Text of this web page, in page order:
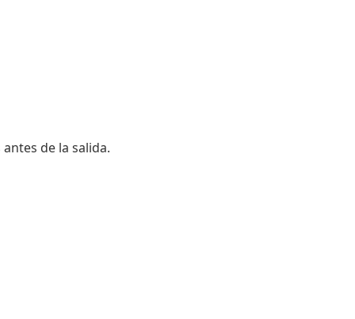
de la salida.